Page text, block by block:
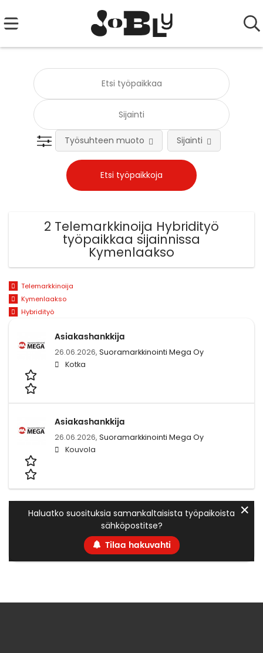
Työsuhteen muoto Sijainti
2 Telemarkkinoija Hybridityö
työpaikkaa sijainnissa
Kymenlaakso
Telemarkkinoija
Kymenlaakso
Hybridityö
Asiakashankkija
26.06.2026, Suoramarkkinointi Mega Oy
Kotka
Asiakashankkija
26.06.2026, Suoramarkkinointi Mega Oy
Kouvola
Haluatko suosituksia samankaltaisista työpaikoista
sähköpostitse?
Tilaa hakuvahti
✕